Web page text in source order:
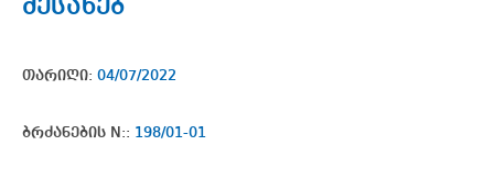
შესახებ
თარიღი: 04/07/2022
ბრძანების N:: 198/01-01